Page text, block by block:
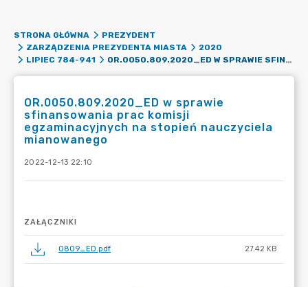
STRONA GŁÓWNA
PREZYDENT
ZARZĄDZENIA PREZYDENTA MIASTA
2020
LIPIEC 784-941
OR.0050.809.2020_ED W SPRAWIE SFINANSOWANIA PRAC KOMISJI EGZAMINACYJNYCH NA STOPIEŃ NAUCZYCIELA MIANOWANEGO
OR.0050.809.2020_ED w sprawie
sfinansowania prac komisji
egzaminacyjnych na stopień nauczyciela
mianowanego
2022-12-13 22:10
ZAŁĄCZNIKI
0809_ED.pdf 27.42 KB